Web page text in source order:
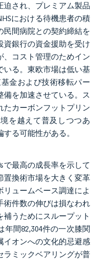
迫され、プレミアム製品
における待機患者の積
民間病院との契約締結を
資銀行の資金援助を受け
、コスト管理のためイン
いる。東欧市場は低い基
金および技術移転パー
備を加速させている。ス
たカーボンフットプリン
を越えて普及しつつあ
る可能性がある。
で最高の成長率を示して
置換術市場を大きく変革
ュームベース調達によ
術件数の伸びは損なわれ
うためにスループット
間82,304件の一次膝関
イオンへの文化的忌避感
ラミックベアリングが普